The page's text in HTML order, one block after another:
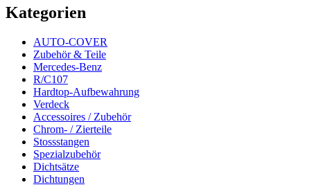
Kategorien
AUTO-COVER
Zubehör & Teile
Mercedes-Benz
R/C107
Hardtop-Aufbewahrung
Verdeck
Accessoires / Zubehör
Chrom- / Zierteile
Stossstangen
Spezialzubehör
Dichtsätze
Dichtungen